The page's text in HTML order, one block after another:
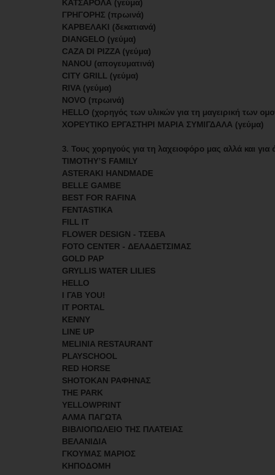
ΚΑΤΣΑΡΟΛΑ (γεύμα)
ΓΡΗΓΟΡΗΣ (πρωινά)
ΚΑΡΒΕΛΑΚΙ (δεκατιανά)
DIANGELO (γεύμα)
CAZA DI PIZZA (γεύμα)
NANOU (απογευματινά)
CITY GRILL (γεύμα)
RIVA (γεύμα)
NOVO (πρωινά)
HELLO (χορηγός των υλικών για τη μαγειρική των
ΧΟΡΕΥΤΙΚΟ ΕΡΓΑΣΤΗΡΙ ΜΑΡΙΑ ΣΥΜΙΓΔΑΛΑ (γεύμα)
3. Τους χορηγούς για τη λαχειοφόρο μας αλλά και για
TIMOTHY’S FAMILY
ASTERAKI HANDMADE
BELLE GAMBE
BEST FOR RAFINA
FENTASTIKA
FILL IT
FLOWER DESIGN - ΤΣΕΒΑ
FOTO CENTER - ΔΕΛΑΔΕΤΣΙΜΑΣ
GOLD PAP
GRYLLIS WATER LILIES
HELLO
I ΓΑΒ YOU!
IT PORTAL
KENNY
LINE UP
MELINIA RESTAURANT
PLAYSCHOOL
RED HORSE
SHOTOKAN ΡΑΦΗΝΑΣ
THE PARK
YELLOWPRINT
ΑΛΜΑ ΠΑΓΩΤΑ
ΒΙΒΛΙΟΠΩΛΕΙΟ ΤΗΣ ΠΛΑΤΕΙΑΣ
ΒΕΛΑΝΙΔΙΑ
ΓΚΟΥΜΑΣ ΜΑΡΙΟΣ
ΚΗΠΟΔΟΜΗ